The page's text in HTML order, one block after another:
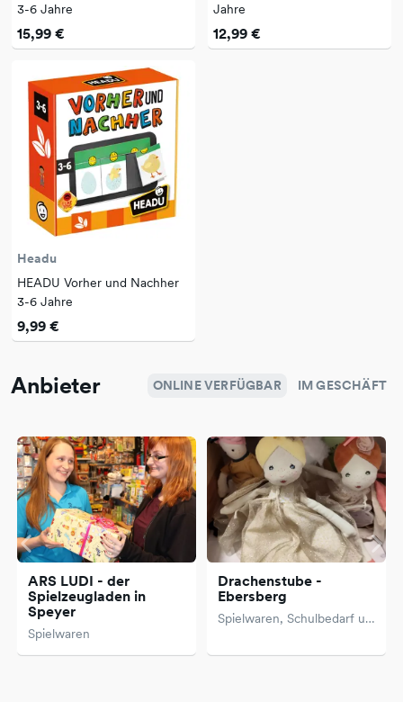
3-6 Jahre
15,99 €
Jahre
12,99 €
Headu
HEADU Vorher und Nachher
3-6 Jahre
9,99 €
Anbieter ONLINE VERFÜGBAR IM GESCHÄFT
ARS LUDI - der
Spielzeugladen in
Speyer
Spielwaren
Drachenstube -
Ebersberg
Spielwaren, Schulbedarf und Ranzenberatung